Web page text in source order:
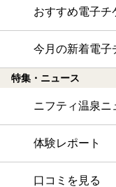
おすすめ電子チ
今月の新着電子
特集・ニュース
ニフティ温泉ニ
体験レポート
口コミを見る